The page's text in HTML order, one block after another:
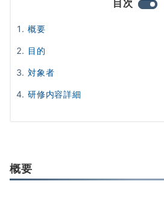
目次
概要
目的
対象者
研修内容詳細
概要